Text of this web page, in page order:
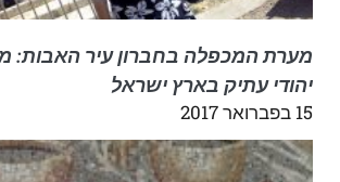
מערת המכפלה בחברון עיר האבות:
יהודי עתיק בארץ ישראל
15 בפברואר 2017